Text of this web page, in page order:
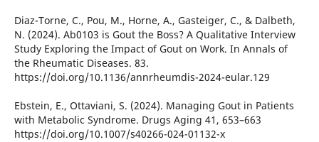
Diaz-Torne, C., Pou, M., Horne, A., Gasteiger, C., & Dalbeth,
N. (2024). Ab0103 is Gout the Boss? A Qualitative Interview
Study Exploring the Impact of Gout on Work. In Annals of
the Rheumatic Diseases. 83.
https://doi.org/10.1136/annrheumdis-2024-eular.129
Ebstein, E., Ottaviani, S. (2024). Managing Gout in Patients
with Metabolic Syndrome. Drugs Aging 41, 653–663
https://doi.org/10.1007/s40266-024-01132-x